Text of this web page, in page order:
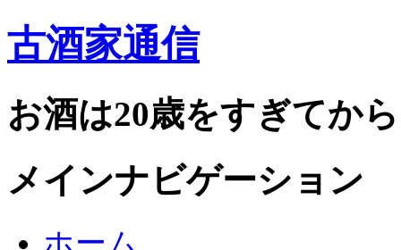
古酒家通信
お酒は20歳をすぎてから
メインナビゲーション
ホーム